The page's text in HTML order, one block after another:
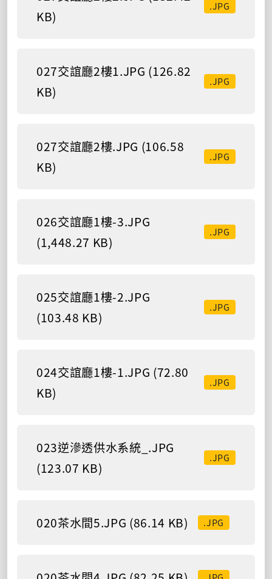
KB)
.JPG
027交誼廳2樓1.JPG (126.82
KB)
.JPG
027交誼廳2樓.JPG (106.58
KB)
.JPG
026交誼廳1樓-3.JPG
(1,448.27 KB)
.JPG
025交誼廳1樓-2.JPG
(103.48 KB)
.JPG
024交誼廳1樓-1.JPG (72.80
KB)
.JPG
023逆滲透供水系統_.JPG
(123.07 KB)
.JPG
020茶水間5.JPG (86.14 KB) .JPG